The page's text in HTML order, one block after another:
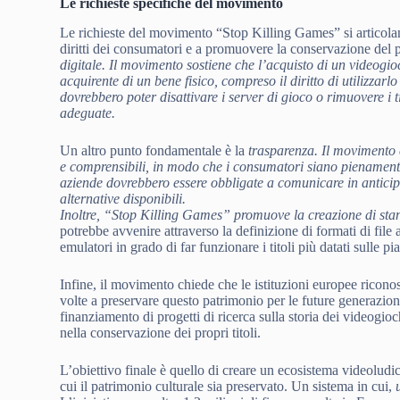
Le richieste specifiche del movimento
Le richieste del movimento “Stop Killing Games” si
diritti dei consumatori e a promuovere la conservazione
digitale. Il movimento sostiene che l’acquisto di un
acquirente di un bene fisico, compreso il diritto di
dovrebbero poter disattivare i server di gioco o rimuovere
adeguate.
Un altro punto fondamentale è latrasparenza. Il movimento
e comprensibili, in modo che i consumatori siano
aziende dovrebbero essere obbligate a comunicare in
alternative disponibili.
Inoltre, “Stop Killing Games” promuove lacreazione di
potrebbe avvenire attraverso la definizione di formati di
emulatori in grado di far funzionare i titoli più datati sulle
Infine, il movimento chiede che le istituzioni europee
volte a preservare questo patrimonio per le future
finanziamento di progetti di ricerca sulla storia dei
nella conservazione dei propri titoli.
L’obiettivo finale è quello di creare un ecosistema
cui il patrimonio culturale sia preservato. Un sistema in cui,